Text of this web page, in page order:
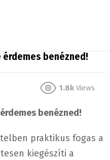
érdemes benézned!
1.8k Views
benézned!
praktikus fogas a
kiegészíti a